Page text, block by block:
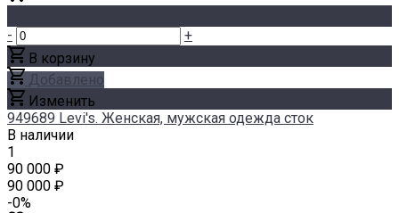
-
+
В корзину
Добавлено
Изменить
949689 Levi's. Женская, мужская одежда сток
В наличии
1
90 000 ₽
90 000 ₽
-0%